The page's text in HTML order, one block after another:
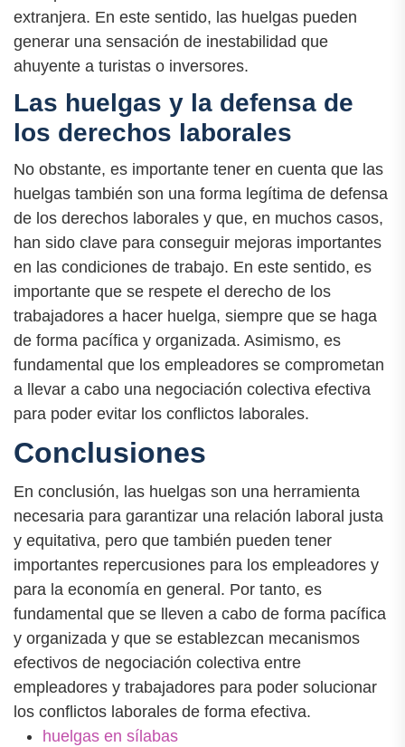
extranjera. En este sentido, las huelgas pueden
generar una sensación de inestabilidad que
ahuyente a turistas o inversores.
Las huelgas y la defensa de
los derechos laborales
No obstante, es importante tener en cuenta que las
huelgas también son una forma legítima de defensa
de los derechos laborales y que, en muchos casos,
han sido clave para conseguir mejoras importantes
en las condiciones de trabajo. En este sentido, es
importante que se respete el derecho de los
trabajadores a hacer huelga, siempre que se haga
de forma pacífica y organizada. Asimismo, es
fundamental que los empleadores se comprometan
a llevar a cabo una negociación colectiva efectiva
para poder evitar los conflictos laborales.
Conclusiones
En conclusión, las huelgas son una herramienta
necesaria para garantizar una relación laboral justa
y equitativa, pero que también pueden tener
importantes repercusiones para los empleadores y
para la economía en general. Por tanto, es
fundamental que se lleven a cabo de forma pacífica
y organizada y que se establezcan mecanismos
efectivos de negociación colectiva entre
empleadores y trabajadores para poder solucionar
los conflictos laborales de forma efectiva.
huelgas en sílabas